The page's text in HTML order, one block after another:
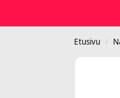
Etusivu /